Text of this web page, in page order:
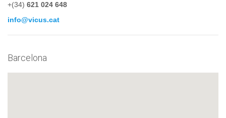
+(34) 621 024 648
info@vicus.cat
Barcelona